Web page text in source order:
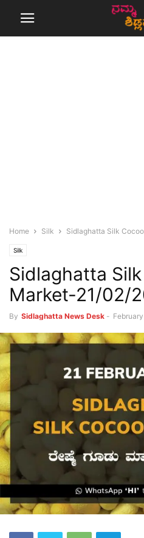
Home Silk Sidlaghatta Silk
Silk
Sidlaghatta
Market-21/02/
By Sidlaghatta News Desk -